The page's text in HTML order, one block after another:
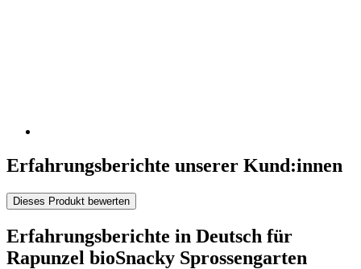
Erfahrungsberichte unserer Kund:innen
Dieses Produkt bewerten
Erfahrungsberichte in Deutsch für
Rapunzel bioSnacky Sprossengarten